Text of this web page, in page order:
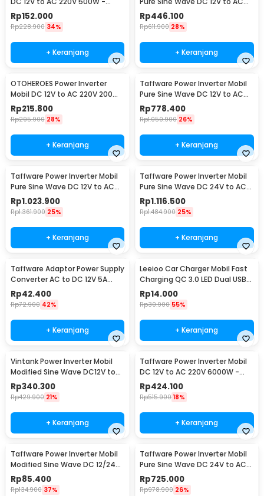
SAA-500A
Rp152.000
Rp228.900 34%
+ Keranjang
220V 1000W - NBQ1000W
Rp446.100
Rp611.900 28%
+ Keranjang
OTOHEROES Power Inverter
Mobil DC 12V to AC 220V 200W
- E8981
Rp215.800
Rp295.900 28%
+ Keranjang
Taffware Power Inverter Mobil
Pure Sine Wave DC 12V to AC
220V 2000W - NBQ2000W
Rp778.400
Rp1.050.900 26%
+ Keranjang
Taffware Power Inverter Mobil
Pure Sine Wave DC 12V to AC
220V 3000W - NBQ3000W
Rp1.023.900
Rp1.361.900 25%
+ Keranjang
Taffware Power Inverter Mobil
Pure Sine Wave DC 24V to AC
220V 3000W - NBQ3000W
Rp1.116.500
Rp1.484.900 25%
+ Keranjang
Taffware Adaptor Power Supply
Converter AC to DC 12V 5A
Cigarette Port - XH213
Rp42.400
Rp72.900 42%
+ Keranjang
Leeioo Car Charger Mobil Fast
Charging QC 3.0 LED Dual USB
Port 2.4A - LE001
Rp14.000
Rp30.900 55%
+ Keranjang
Vintank Power Inverter Mobil
Modified Sine Wave DC12V to
AC220V 4000W - CMZ-4000
Rp340.300
Rp429.900 21%
+ Keranjang
Taffware Power Inverter Mobil
DC 12V to AC 220V 6000W -
Q6000
Rp424.100
Rp515.900 18%
+ Keranjang
Taffware Power Inverter Mobil
Modified Sine Wave DC 12/24V
to AC 220V - EA851
Rp85.400
Rp134.900 37%
Taffware Power Inverter Mobil
Pure Sine Wave DC 24V to AC
220V 2000W - NBQ2000W
Rp725.000
Rp978.900 26%